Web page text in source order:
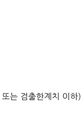
는 검출한계치 이하)